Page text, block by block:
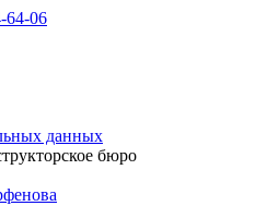
64-06
данных
бюро